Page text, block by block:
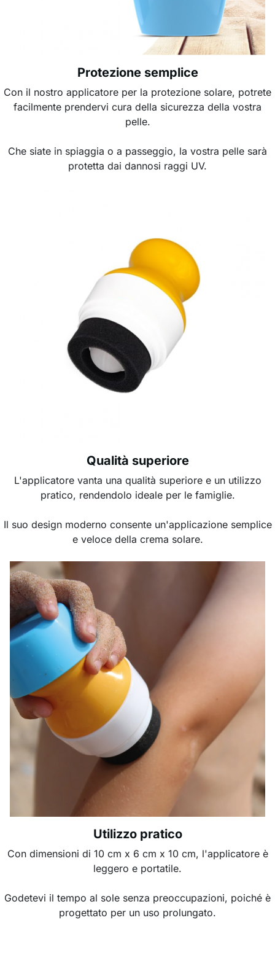
Protezione semplice
Con il nostro applicatore per la protezione solare, potrete
facilmente prendervi cura della sicurezza della vostra
pelle.
Che siate in spiaggia o a passeggio, la vostra pelle sarà
protetta dai dannosi raggi UV.
Qualità superiore
L'applicatore vanta una qualità superiore e un utilizzo
pratico, rendendolo ideale per le famiglie.
Il suo design moderno consente un'applicazione semplice
e veloce della crema solare.
Utilizzo pratico
Con dimensioni di 10 cm x 6 cm x 10 cm, l'applicatore è
leggero e portatile.
Godetevi il tempo al sole senza preoccupazioni, poiché è
progettato per un uso prolungato.